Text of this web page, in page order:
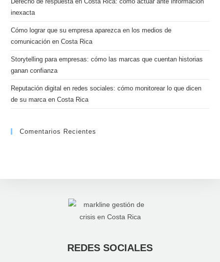
inexacta
Cómo lograr que su empresa aparezca en los medios de
comunicación en Costa Rica
Storytelling para empresas: cómo las marcas que cuentan historias
ganan confianza
Reputación digital en redes sociales: cómo monitorear lo que dicen
de su marca en Costa Rica
Comentarios Recientes
REDES SOCIALES